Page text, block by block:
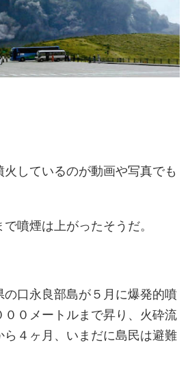
しているのが動画や写真でも
噴煙は上がったそうだ。
口永良部島が５月に爆発的噴
０メートルまで昇り、火砕流
ら４ヶ月、いまだに島民は避難